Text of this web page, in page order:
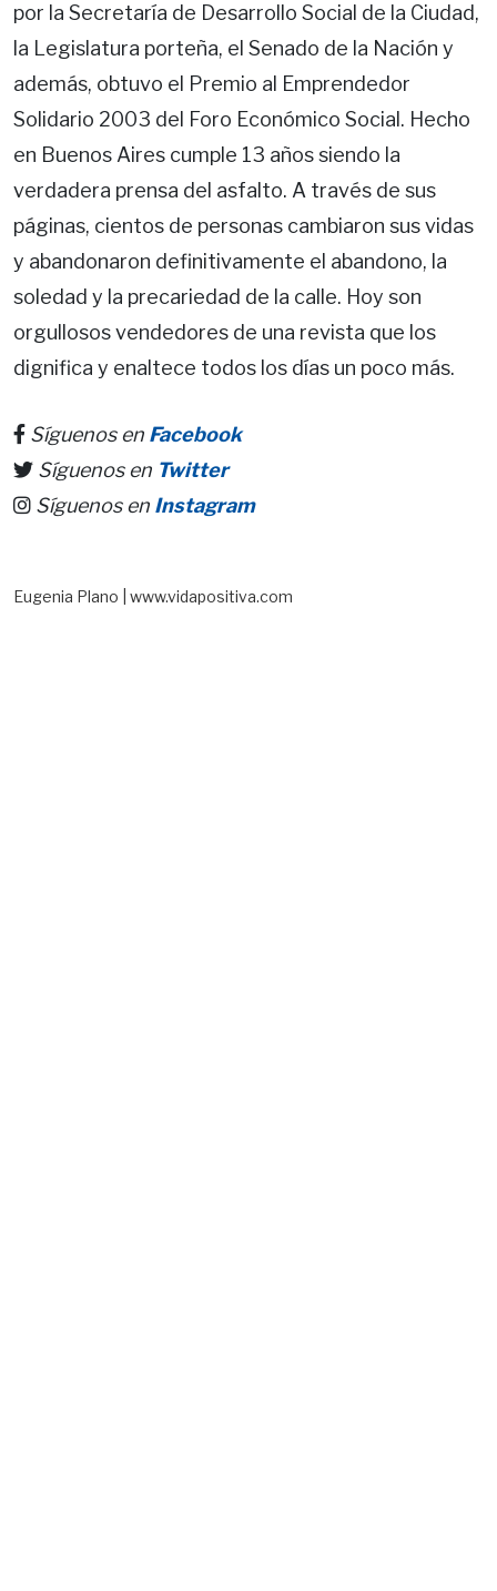
por la Secretaría de Desarrollo Social de la Ciudad,
la Legislatura porteña, el Senado de la Nación y
además, obtuvo el Premio al Emprendedor
Solidario 2003 del Foro Económico Social. Hecho
en Buenos Aires cumple 13 años siendo la
verdadera prensa del asfalto. A través de sus
páginas, cientos de personas cambiaron sus vidas
y abandonaron definitivamente el abandono, la
soledad y la precariedad de la calle. Hoy son
orgullosos vendedores de una revista que los
dignifica y enaltece todos los días un poco más.
Síguenos en Facebook
Síguenos en Twitter
Síguenos en Instagram
Eugenia Plano | www.vidapositiva.com